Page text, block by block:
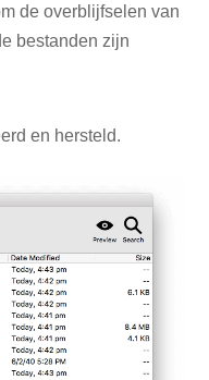
de overblijfselen van
bestanden zijn
en hersteld.